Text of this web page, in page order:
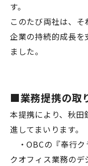
す。
このたび両社は、
企業の持続的成長を
ました。
■業務提携の取
本提携により、秋田
進してまいります。
・OBCの『奉行ク
クオフィス業務の